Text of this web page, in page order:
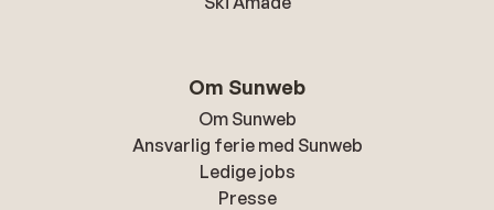
Om Sunweb
Om Sunweb
Ansvarlig ferie med Sunweb
Ledige jobs
Presse